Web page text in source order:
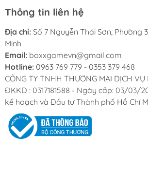
Thông tin liên hệ
Địa chỉ: Số 7 Nguyễn Thái Sơn, Phường
Minh
Email: boxxgamevn@gmail.com
Hotline: 0963 769 779 - 0353 379 468
CÔNG TY TNHH THƯƠNG MẠI DỊCH VỤ
ĐKKD : 0317181588 - Ngày cấp: 03/03/
kế hoạch và Đầu tư Thành phố Hồ Chí